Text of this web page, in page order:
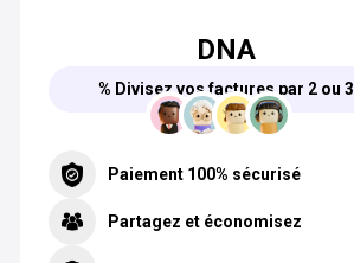
DNA
% Divisez vos factures par 2 ou 3
Paiement 100% sécurisé
Partagez et économisez